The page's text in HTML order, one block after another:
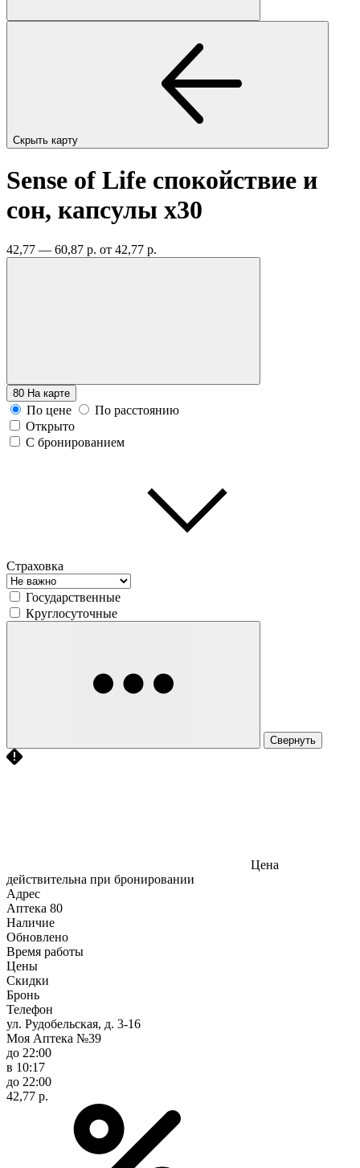
Скрыть карту
Sense of Life спокойствие и
сон, капсулы x30
42,77 — 60,87 р. от 42,77 р.
80 На карте
По цене
По расстоянию
Открыто
С бронированием
Страховка
Государственные
Круглосуточные
Свернуть
Цена
действительна при бронировании
Адрес
Аптека 80
Наличие
Обновлено
Время работы
Цены
Скидки
Бронь
Телефон
ул. Рудобельская, д. 3-16
Моя Аптека №39
до 22:00
в 10:17
до 22:00
42,77 р.